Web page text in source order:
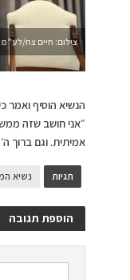
צילום: חיים צח/
הנשיא הוסיף ואמר
״אני חושב שזה
אמיתית. וגם ברוך
תגיות נשיא
הוספת תגובה